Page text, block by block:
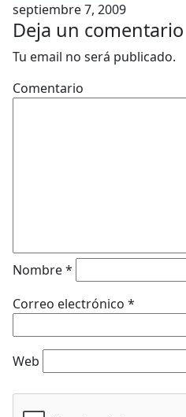
septiembre 7, 2009
Deja un comentario
Tu email no será publicado.
Comentario
Nombre*
Correo electrónico *
Web